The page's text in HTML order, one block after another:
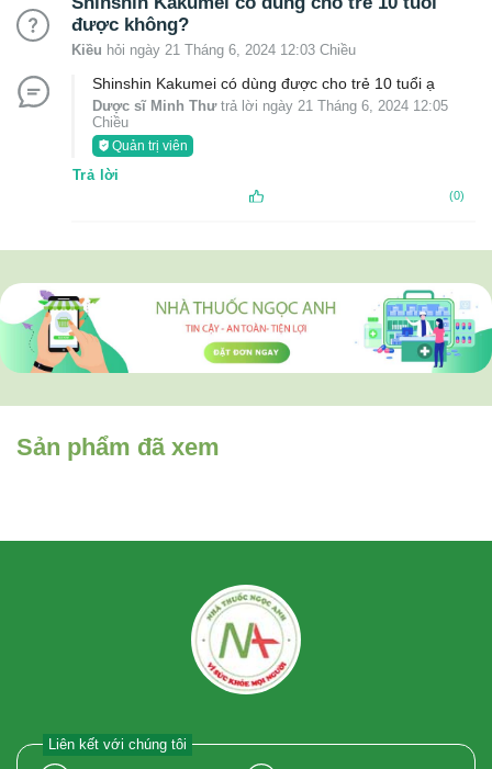
được không?
Kiều hỏi ngày 21 Tháng 6, 2024 12:03 Chiều
Shinshin Kakumei có dùng được cho trẻ 10 tuổi ạ
Dược sĩ Minh Thưtrả lời ngày 21 Tháng 6, 2024 12:05
Chiều
Quản trị viên
Trả lời
(0)
Sản phẩm đã xem
Liên kết với chúng tôi